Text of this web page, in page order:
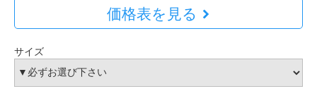
価格表を見る
サイズ